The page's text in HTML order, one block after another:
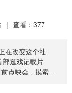
| 查看： 377
在改变这个社
部逛戏记载片
点映会，摸索...